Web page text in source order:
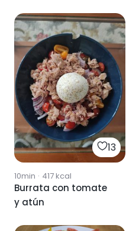
13
10min · 417kcal
Burrata con tomate
y atún